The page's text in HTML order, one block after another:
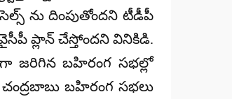
ను దింపుతోందని టీడీపీ
ప్లాన్ చేస్తోందని వినికిడి.
జరిగిన బహిరంగ సభల్లో
బహిరంగ సభలు